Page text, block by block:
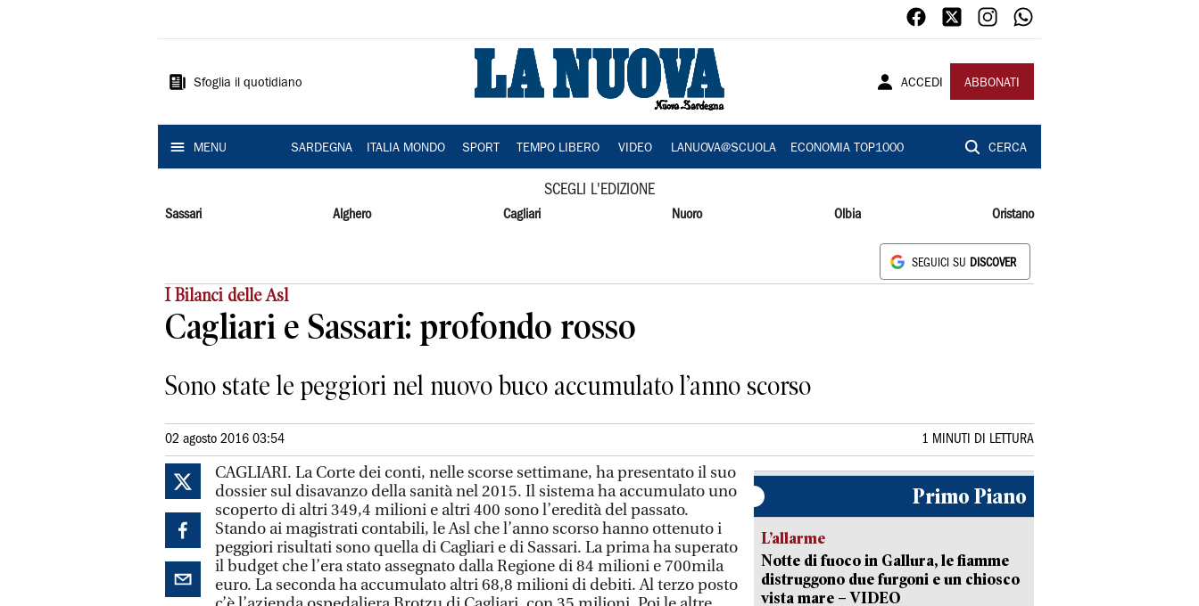
Sardegna
Sfoglia il quotidiano ACCEDI ABBONATI
MENU SARDEGNA ITALIA MONDO SPORT TEMPO LIBERO VIDEO LANUOVA@SCUOLA ECONOMIA TOP1000 CERCA
SCEGLI L'EDIZIONE
Sassari Alghero Cagliari Nuoro Olbia Oristano
SEGUICI SU DISCOVER
I Bilanci delle Asl
Cagliari e Sassari: profondo rosso
Sono state le peggiori nel nuovo buco accumulato l’anno scorso
02 agosto 2016 03:54 1 MINUTI DI LETTURA
CAGLIARI. La Corte dei conti, nelle scorse settimane, ha presentato il suo
dossier sul disavanzo della sanità nel 2015. Il sistema ha accumulato uno
scoperto di altri 349,4 milioni e altri 400 sono l’eredità del passato.
Stando ai magistrati contabili, le Asl che l’anno scorso hanno ottenuto i
peggiori risultati sono quella di Cagliari e di Sassari. La prima ha superato
il budget che l’era stato assegnato dalla Regione di 84 milioni e 700mila
euro. La seconda ha accumulato altri 68,8 milioni di debiti. Al terzo posto
Primo Piano
L’allarme
Notte di fuoco in Gallura, le fiamme
distruggono due furgoni e un chiosco
vista mare – VIDEO